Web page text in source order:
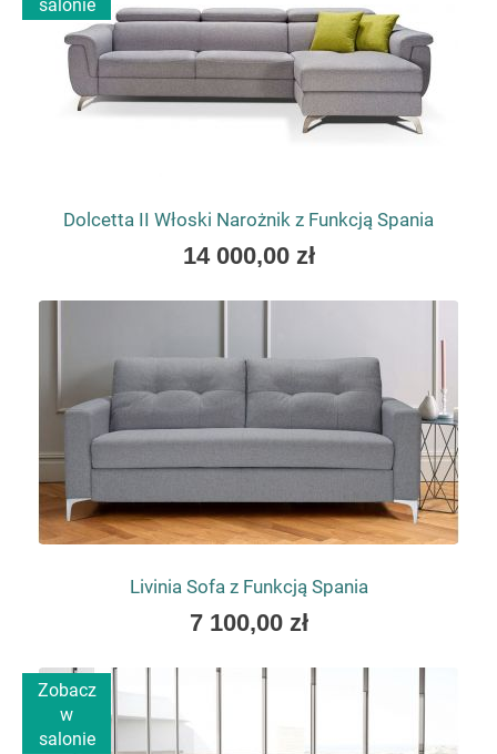
salonie
Dolcetta II Włoski Narożnik z Funkcją Spania
As
as
14 000,00 zł
Livinia Sofa z Funkcją Spania
As
7 100,00 zł
Zobacz
w
salonie